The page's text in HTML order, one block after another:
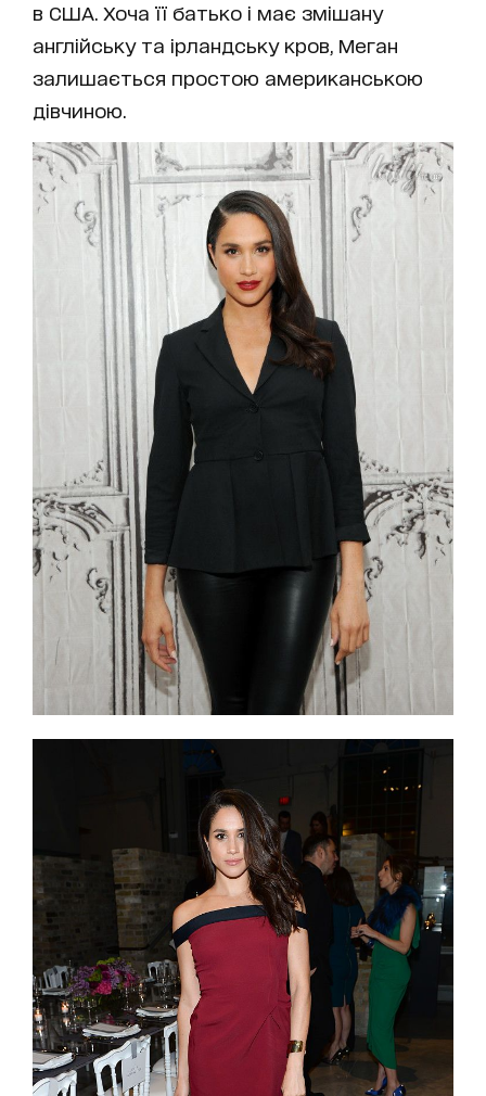
в США. Хоча її батько і має змішану
англійську та ірландську кров, Меган
залишається простою американською
дівчиною.